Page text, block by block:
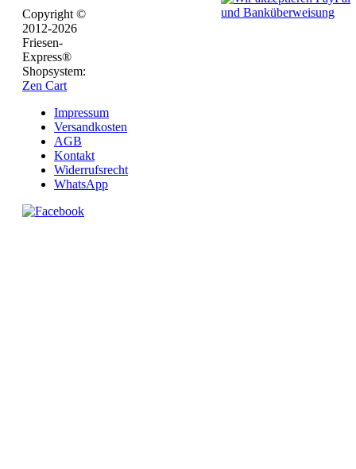
Copyright ©
2012-2026
Friesen-
Express®
Shopsystem:
Zen Cart
Impressum
Versandkosten
AGB
Kontakt
Widerrufsrecht
WhatsApp